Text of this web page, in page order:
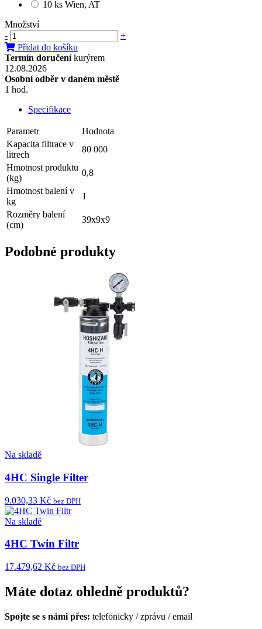
10 ks Wien, AT
Množství
-
+
Přidat do košíku
Termín doručeníkurýrem
12.08.2026
Osobní odběr v daném městě
1 hod.
Specifikace
Parametr
Hodnota
Kapacita filtrace v
litrech
80 000
Hmotnost produktu
(kg)
0,8
Hmotnost balení v
kg
1
Rozměry balení
(cm)
39x9x9
Podobné produkty
Na skladě
4HC Single Filter
9.030,33 Kč bez DPH
Na skladě
4HC Twin Filtr
17.479,62 Kč bez DPH
Máte dotaz ohledně produktů?
Spojte se s námi přes: telefonicky /zprávu /email